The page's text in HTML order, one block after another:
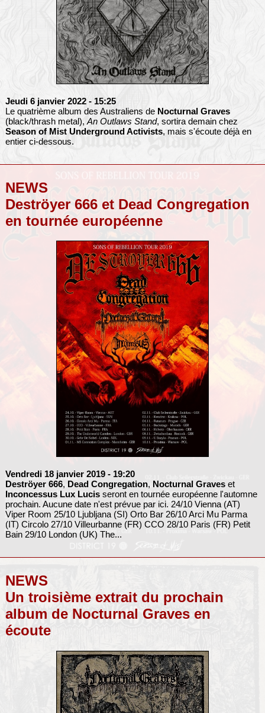
Jeudi 6 janvier 2022 - 15:25
Le quatrième album des Australiens de Nocturnal Graves
(black/thrash metal), An Outlaws Stand, sortira demain chez
Season of Mist Underground Activists, mais s'écoute déjà en
entier ci-dessous.
NEWS
Deströyer 666 et Dead Congregation
en tournée européenne
Vendredi 18 janvier 2019 - 19:20
Deströyer 666, Dead Congregation, Nocturnal Graveset
Inconcessus Lux Lucisseront en tournée européenne l'automne
prochain. Aucune date n'est prévue par ici. 24/10 Vienna (AT)
Viper Room 25/10 Ljubljana (SI) Orto Bar 26/10 Arci Mu Parma
(IT) Circolo 27/10 Villeurbanne (FR) CCO 28/10 Paris (FR) Petit
Bain 29/10 London (UK) The...
NEWS
Un troisième extrait du prochain
album de Nocturnal Graves en
écoute